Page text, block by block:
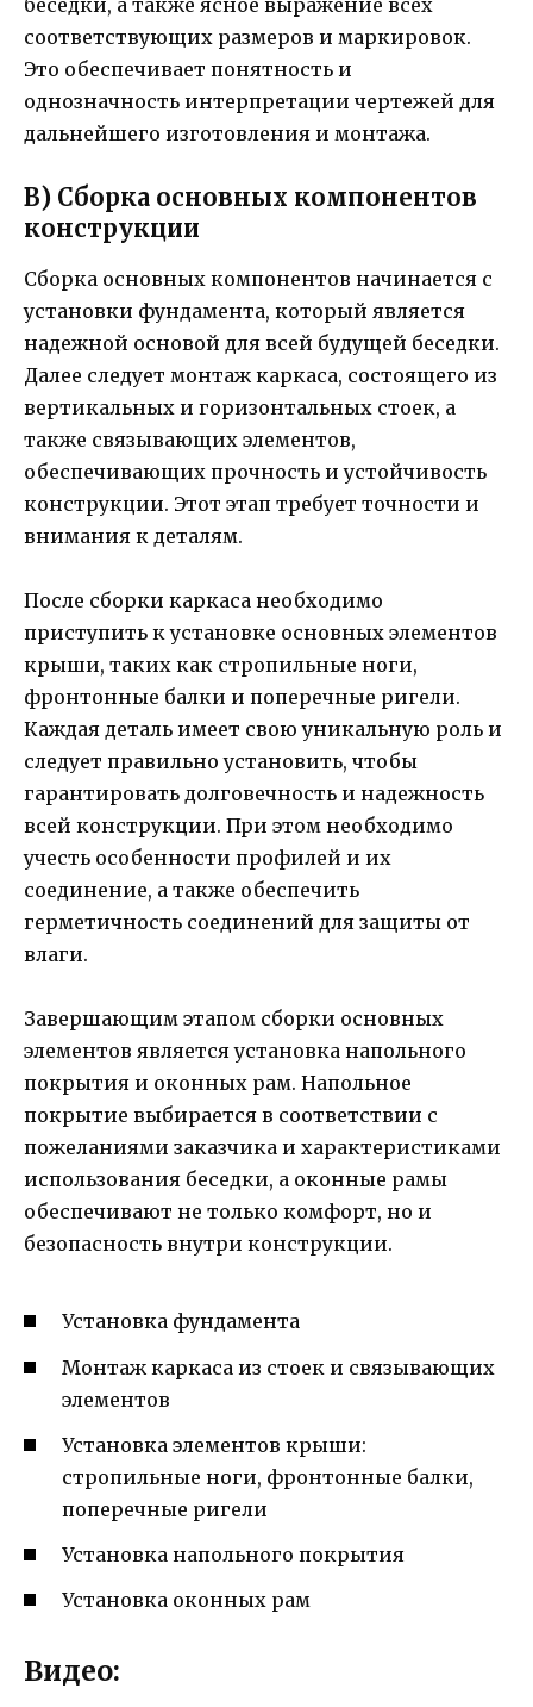
соответствующих размеров и маркировок.
Это обеспечивает понятность и
однозначность интерпретации чертежей для
дальнейшего изготовления и монтажа.
В) Сборка основных компонентов
конструкции
Сборка основных компонентов начинается с
установки фундамента, который является
надежной основой для всей будущей беседки.
Далее следует монтаж каркаса, состоящего из
вертикальных и горизонтальных стоек, а
также связывающих элементов,
обеспечивающих прочность и устойчивость
конструкции. Этот этап требует точности и
внимания к деталям.
После сборки каркаса необходимо
приступить к установке основных элементов
крыши, таких как стропильные ноги,
фронтонные балки и поперечные ригели.
Каждая деталь имеет свою уникальную роль и
следует правильно установить, чтобы
гарантировать долговечность и надежность
всей конструкции. При этом необходимо
учесть особенности профилей и их
соединение, а также обеспечить
герметичность соединений для защиты от
влаги.
Завершающим этапом сборки основных
элементов является установка напольного
покрытия и оконных рам. Напольное
покрытие выбирается в соответствии с
пожеланиями заказчика и характеристиками
использования беседки, а оконные рамы
обеспечивают не только комфорт, но и
безопасность внутри конструкции.
Установка фундамента
Монтаж каркаса из стоек и связывающих
элементов
Установка элементов крыши:
стропильные ноги, фронтонные балки,
поперечные ригели
Установка напольного покрытия
Установка оконных рам
Видео: